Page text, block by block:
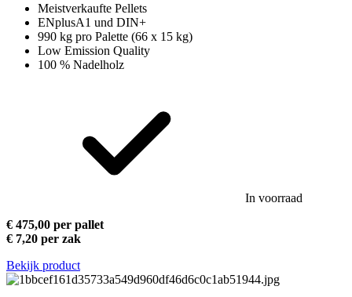
Meistverkaufte Pellets
ENplusA1 und DIN+
990 kg pro Palette (66 x 15 kg)
Low Emission Quality
100 % Nadelholz
In voorraad
€ 475,00 per pallet
€ 7,20 per zak
Bekijk product